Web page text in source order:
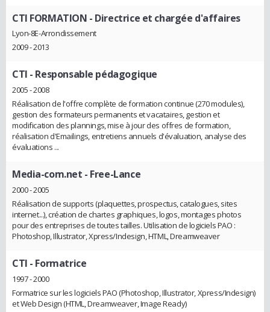
CTI FORMATION - Directrice et chargée d'affaires
Lyon-8E-Arrondissement
2009 - 2013
CTI - Responsable pédagogique
2005 - 2008
Réalisation de l'offre complète de formation continue (270 modules),
gestion des formateurs permanents et vacataires, gestion et
modification des plannings, mise à jour des offres de formation,
réalisation d'Emailings, entretiens annuels d'évaluation, analyse des
évaluations ...
Media-com.net - Free-Lance
2000 - 2005
Réalisation de supports (plaquettes, prospectus, catalogues, sites
internet...), création de chartes graphiques, logos, montages photos
pour des entreprises de toutes tailles. Utilisation de logiciels PAO :
Photoshop, Illustrator, Xpress/Indesign, HTML, Dreamweaver
CTI - Formatrice
1997 - 2000
Formatrice sur les logiciels PAO (Photoshop, Illustrator, Xpress/Indesign)
et Web Design (HTML, Dreamweaver, Image Ready)